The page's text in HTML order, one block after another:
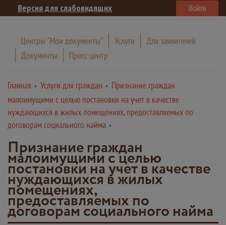
Версия для слабовидящих Войти
Центры "Мои документы" Услуги
Для заявителей
Документы
Пресс-центр
Главная Услуги для граждан
Признание граждан
малоимущими с целью постановки на учет в качестве
нуждающихся в жилых помещениях, предоставляемых по
договорам социального найма
Признание граждан
малоимущими с целью
постановки на учет в качестве
нуждающихся в жилых
помещениях,
предоставляемых по
договорам социального найма